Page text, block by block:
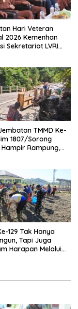
Hari Veteran
2026 Kemenhan
Sekretariat LVRI
TMMD Ke-
1807/Sorong
Rampung,
Sesor
129 Tak Hanya
Tapi Juga
Harapan Melalui